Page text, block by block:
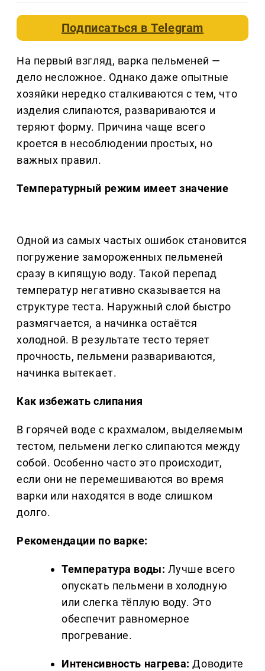
Подписаться вTelegram
На первый взгляд, варка пельменей —
дело несложное. Однако даже опытные
хозяйки нередко сталкиваются с тем, что
изделия слипаются, развариваются и
теряют форму. Причина чаще всего
кроется в несоблюдении простых, но
важных правил.
Температурный режим имеет значение
Одной из самых частых ошибок становится
погружение замороженных пельменей
сразу в кипящую воду. Такой перепад
температур негативно сказывается на
структуре теста. Наружный слой быстро
размягчается, а начинка остаётся
холодной. В результате тесто теряет
прочность, пельмени развариваются,
начинка вытекает.
Как избежать слипания
В горячей воде с крахмалом, выделяемым
тестом, пельмени легко слипаются между
собой. Особенно часто это происходит,
если они не перемешиваются во время
варки или находятся в воде слишком
долго.
Рекомендации по варке:
Температура воды: Лучше всего
опускать пельмени в холодную
или слегка тёплую воду. Это
обеспечит равномерное
прогревание.
Интенсивность нагрева: Доводите